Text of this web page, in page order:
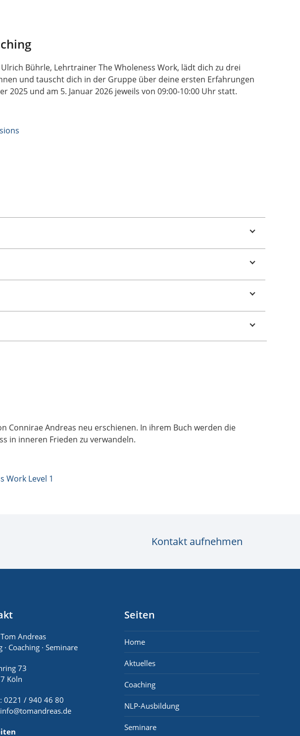
Bührle, Lehrtrainer The Wholeness Work, lädt dich zu drei
und tauscht dich in der Gruppe über deine ersten Erfahrungen
2025 und am 5. Januar 2026 jeweils von 09:00-10:00 Uhr statt.
Connirae Andreas neu erschienen. In ihrem Buch werden die
in inneren Frieden zu verwandeln.
Work Level 1
Kontakt aufnehmen
Andreas
· Coaching · Seminare
73
Köln
0221 / 940 46 80
info@tomandreas.de
Seiten
Home
Aktuelles
Coaching
NLP-Ausbildung
Seminare